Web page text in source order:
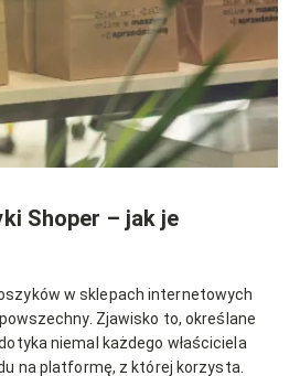
Shoper – jak je
w sklepach internetowych
Zjawisko to, określane
niemal każdego właściciela
na platformę, z której korzysta.